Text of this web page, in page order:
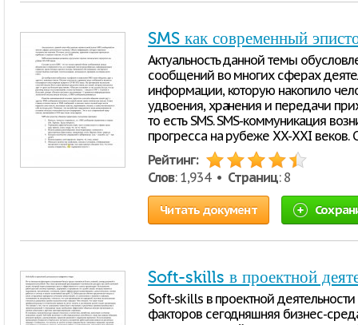
SMS как современный
Актуальность данной темы
сообщений во многих сферах
информации, которую накопило
удвоения, хранения и передачи
то есть SMS. SMS-коммуникация
прогресса на рубеже XX-XXI веков.
Рейтинг:
Слов: 1,934 • Страниц: 8
Читать документ
Soft-skills в проектной
Soft-skills в проектной
факторов сегодняшняя бизнес-